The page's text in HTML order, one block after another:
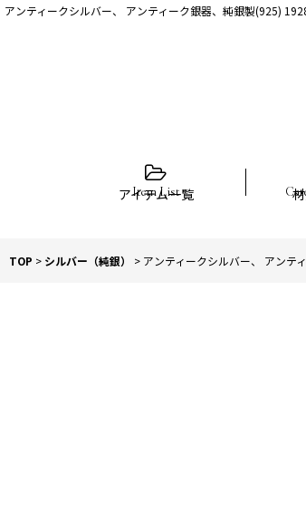
アンティークシルバー、 アンティーク銀器、純銀製(925)
アイテム一覧
TOP > シルバー（純銀） > アンティークシルバー、 アンテ